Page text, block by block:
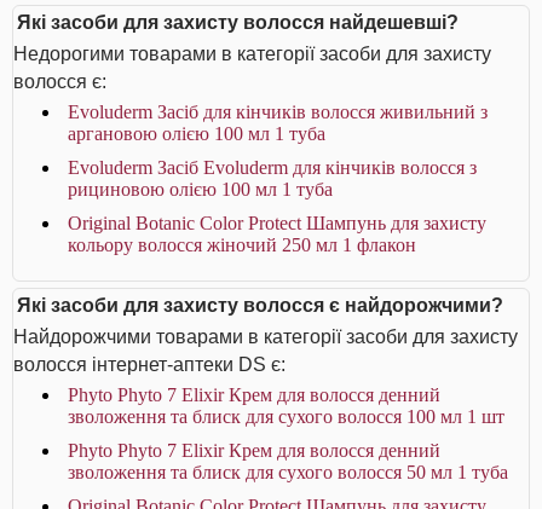
Які засоби для захисту волосся найдешевші?
Недорогими товарами в категорії засоби для захисту
волосся є:
Evoluderm Засіб для кінчиків волосся живильний з
аргановою олією 100 мл 1 туба
Evoluderm Засіб Evoluderm для кінчиків волосся з
рициновою олією 100 мл 1 туба
Original Botanic Color Protect Шампунь для захисту
кольору волосся жіночий 250 мл 1 флакон
Які засоби для захисту волосся є найдорожчими?
Найдорожчими товарами в категорії засоби для захисту
волосся інтернет-аптеки DS є:
Phyto Phyto 7 Elixir Крем для волосся денний
зволоження та блиск для сухого волосся 100 мл 1 шт
Phyto Phyto 7 Elixir Крем для волосся денний
зволоження та блиск для сухого волосся 50 мл 1 туба